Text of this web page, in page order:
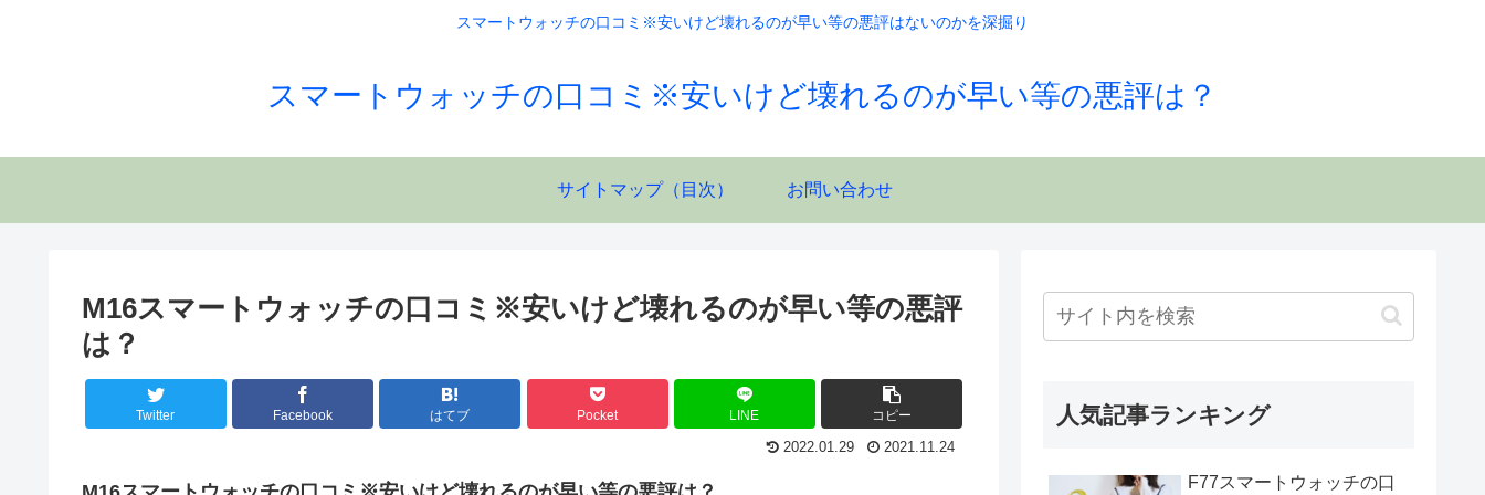
スマートウォッチの口コミ※安いけど壊れるのが早い等の悪評はないのかを深掘り
スマートウォッチの口コミ※安いけど壊れるのが早い等の悪評は？
サイトマップ（目次） お問い合わせ
M16スマートウォッチの口コミ※安いけど壊れるのが早い等の悪評
は？
Twitter Facebook はてブ Pocket LINE コピー
2022.01.29 2021.11.24
人気記事ランキング
F77スマートウォッチの口